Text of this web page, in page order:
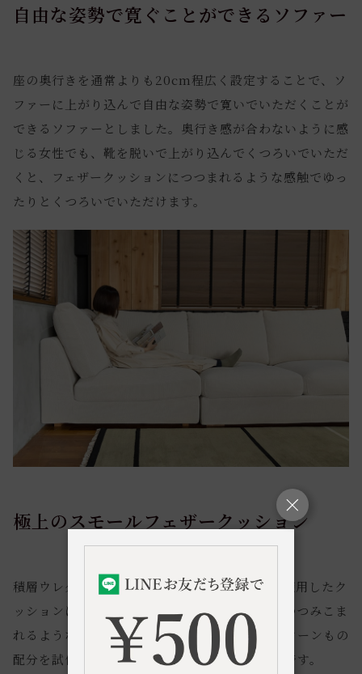
自由な姿勢で寛ぐことができるソファー
座の奥行きを通常よりも20cm程広く設定することで、ソ
ファーに上がり込んで自由な姿勢で寛いでいただくことが
できるソファーとしました。奥行き感が合わないように感
じる女性でも、靴を脱いで上がり込んでくつろいでいただ
くと、フェザークッションにつつまれるような感触でゆっ
たりとくつろいでいただけます。
極上のスモールフェザークッション
積層ウレタンとスモールフェザーをふんだんに使用したク
ッションは、スモールフェザーの特徴である、つつみこま
れるような感触を最大限に生かすために、何パターンもの
配分を試作し完成させたこだわりのクッションです。